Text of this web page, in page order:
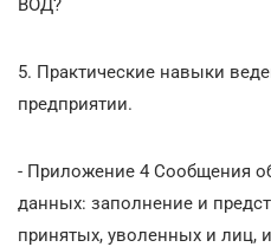
ВОД?
5. Практические навыки
предприятии.
- Приложение 4 Сообщения
данных: заполнение и
принятых, уволенных и лиц,